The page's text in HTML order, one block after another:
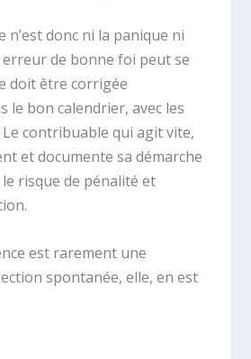
n’est donc ni la panique ni
erreur de bonne foi peut se
doit être corrigée
le bon calendrier, avec les
contribuable qui agit vite,
et documente sa démarche
risque de pénalité et
est rarement une
spontanée, elle, en est